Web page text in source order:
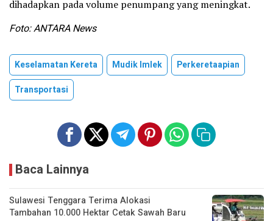
dihadapkan pada volume penumpang yang meningkat.
Foto: ANTARA News
Keselamatan Kereta Mudik Imlek
Perkeretaapian
Transportasi
Baca Lainnya
Sulawesi Tenggara Terima Alokasi
Tambahan 10.000 Hektar Cetak Sawah Baru